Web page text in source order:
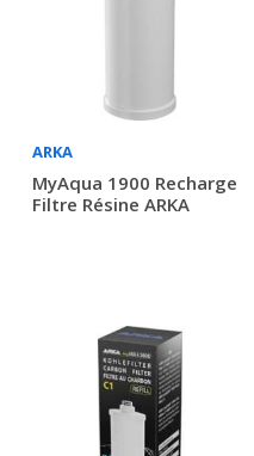
ARKA
MyAqua 1900 Recharge
Filtre Résine ARKA